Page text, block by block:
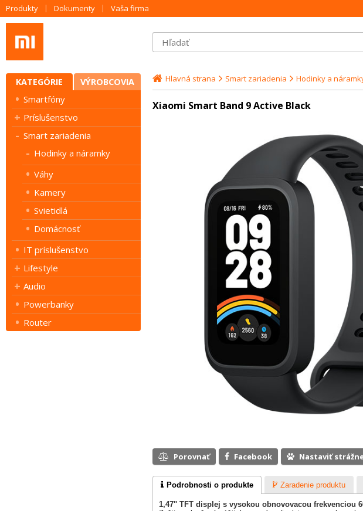
Produkty Dokumenty Vaša firma
KATEGÓRIE VÝROBCOVIA
Smartfóny
Príslušenstvo
Smart zariadenia
Hodinky a náramky
Váhy
Kamery
Svietidlá
Domácnosť
IT príslušenstvo
Lifestyle
Audio
Powerbanky
Router
Hlavná strana Smart zariadenia Hodinky a
Xiaomi Smart Band 9 Active Black
Porovnať Facebook Nastaviť
Podrobnosti o produkte Zaradenie produktu
1,47'' TFT displej s vysokou obnovovacou frekvenciou